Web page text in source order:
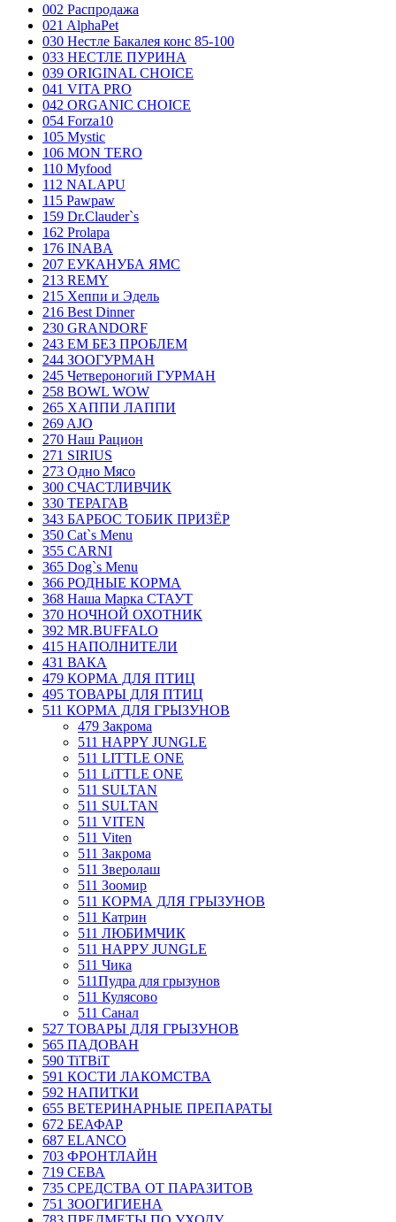
002 Распродажа
021 AlphaPet
030 Нестле Бакалея конc 85-100
033 НЕСТЛЕ ПУРИНА
039 ORIGINAL CHOICE
041 VITA PRO
042 ORGANIC CHOICE
054 Forza10
105 Mystic
106 MON TERO
110 Myfood
112 NALAPU
115 Pawpaw
159 Dr.Clauder`s
162 Prolapa
176 INABA
207 ЕУКАНУБА ЯМС
213 REMY
215 Хеппи и Эдель
216 Best Dinner
230 GRANDORF
243 ЕМ БЕЗ ПРОБЛЕМ
244 ЗООГУРМАН
245 Четвероногий ГУРМАН
258 BOWL WOW
265 ХАППИ ЛАППИ
269 AJO
270 Наш Рацион
271 SIRIUS
273 Одно Мясо
300 СЧАСТЛИВЧИК
330 ТЕРАГАВ
343 БАРБОС ТОБИК ПРИЗЁР
350 Cat`s Menu
355 CARNI
365 Dog`s Menu
366 РОДНЫЕ КОРМА
368 Наша Марка СТАУТ
370 НОЧНОЙ ОХОТНИК
392 MR.BUFFALO
415 НАПОЛНИТЕЛИ
431 ВАКА
479 КОРМА ДЛЯ ПТИЦ
495 ТОВАРЫ ДЛЯ ПТИЦ
511 КОРМА ДЛЯ ГРЫЗУНОВ
479 Закрома
511 HAPPY JUNGLE
511 LIТТLЕ ОNЕ
511 LiTTLE ONE
511 SULTAN
511 SULТАN
511 VIТЕN
511 Viten
511 Закрома
511 Зверолаш
511 Зоомир
511 КОРМА ДЛЯ ГРЫЗУНОВ
511 Катрин
511 ЛЮБИМЧИК
511 НАРРУ JUNGLЕ
511 Чика
511Пудра для грызунов
511 Кулясово
511 Санал
527 ТОВАРЫ ДЛЯ ГРЫЗУНОВ
565 ПАДОВАН
590 TiTBiT
591 КОСТИ ЛАКОМСТВА
592 НАПИТКИ
655 ВЕТЕРИНАРНЫЕ ПРЕПАРАТЫ
672 БЕАФАР
687 ELANCO
703 ФРОНТЛАЙН
719 СЕВА
735 СРЕДСТВА ОТ ПАРАЗИТОВ
751 ЗООГИГИЕНА